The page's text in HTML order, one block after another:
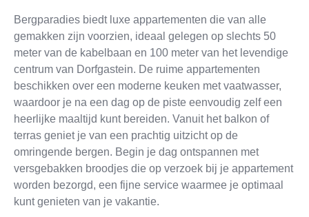
Bergparadies biedt luxe appartementen die van alle
gemakken zijn voorzien, ideaal gelegen op slechts 50
meter van de kabelbaan en 100 meter van het levendige
centrum van Dorfgastein. De ruime appartementen
beschikken over een moderne keuken met vaatwasser,
waardoor je na een dag op de piste eenvoudig zelf een
heerlijke maaltijd kunt bereiden. Vanuit het balkon of
terras geniet je van een prachtig uitzicht op de
omringende bergen. Begin je dag ontspannen met
versgebakken broodjes die op verzoek bij je appartement
worden bezorgd, een fijne service waarmee je optimaal
kunt genieten van je vakantie.